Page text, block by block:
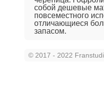
собой дешевые
повсеместного
отличающиеся
запасом.
© 2017 - 2022